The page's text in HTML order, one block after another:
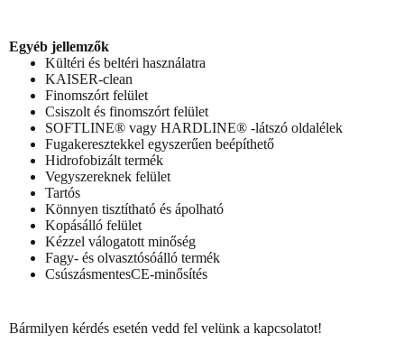
Egyéb jellemzők
Kültéri és beltéri használatra
KAISER-clean
Finomszórt felület
Csiszolt és finomszórt felület
SOFTLINE® vagy HARDLINE® -látszó oldalélek
Fugakeresztekkel egyszerűen beépíthető
Hidrofobizált termék
Vegyszereknek felület
Tartós
Könnyen tisztítható és ápolható
Kopásálló felület
Kézzel válogatott minőség
Fagy- és olvasztósóálló termék
CsúszásmentesCE-minősítés
Bármilyen kérdés esetén vedd fel velünk a kapcsolatot!